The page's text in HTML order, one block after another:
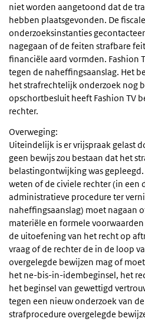
niet worden aangetoond dat de
hebben plaatsgevonden. De
onderzoeksinstanties
nagegaan of de feiten strafbare
financiële aard vormden. Fashion
tegen de naheffingsaanslag. Het
het strafrechtelijk onderzoek nog
opschortbesluit heeft Fashion TV
rechter.
Overweging:
Uiteindelijk is er vrijspraak gelast
geen bewijs zou bestaan dat het
belastingontwijking was
weten of de civiele rechter (in een
administratieve procedure ter
naheffingsaanslag) moet nagaan
materiële en formele
de uitoefening van het recht op
vraag of de rechter de in de loop
overgelegde bewijzen mag of
het ne-bis-in-idembeginsel, het
het beginsel van gewettigd
tegen een nieuw onderzoek van
strafprocedure overgelegde